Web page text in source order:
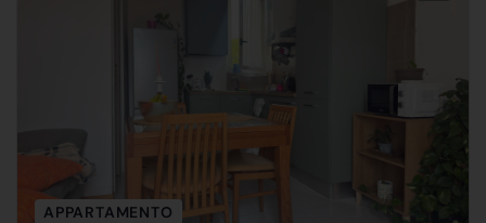
APPARTAMENTO